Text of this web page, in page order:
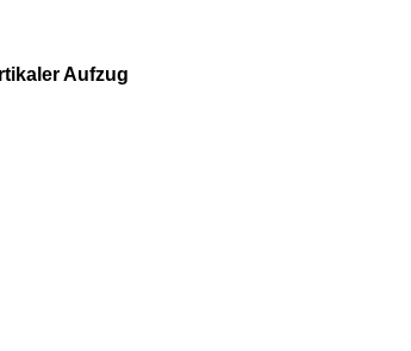
Aufzug